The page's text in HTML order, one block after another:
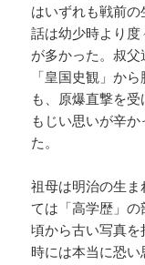
はいずれも戦前
話は幼少時より
が多かった。叔
「皇国史観」か
も、原爆直撃を
もじい思いが辛
た。
祖母は明治の生
ては「高学歴」
頃から古い写真
時には本当に恐